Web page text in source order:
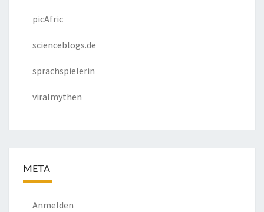
picAfric
scienceblogs.de
sprachspielerin
viralmythen
META
Anmelden